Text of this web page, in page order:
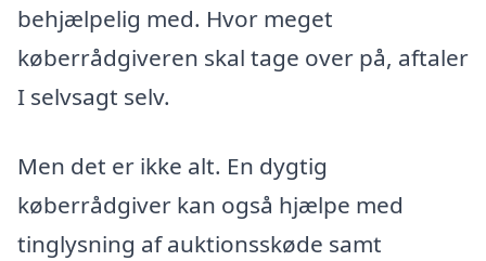
behjælpelig med. Hvor meget
køberrådgiveren skal tage over på, aftaler
I selvsagt selv.
Men det er ikke alt. En dygtig
køberrådgiver kan også hjælpe med
tinglysning af auktionsskøde samt